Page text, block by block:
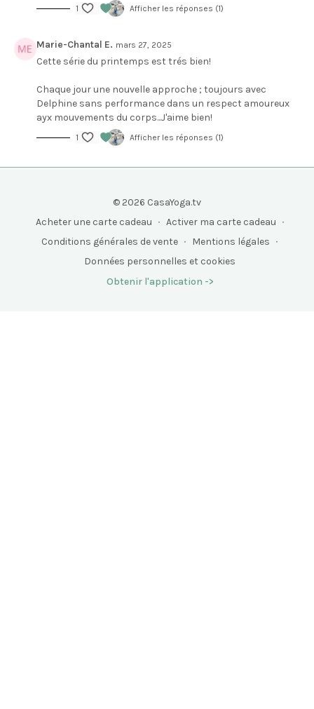
1 Afficher les réponses (1)
Marie-Chantal E. mars 27, 2025
Cette série du printemps est trés bien!
Chaque jour une nouvelle approche ; toujours avec
Delphine sans performance dans un respect amoureux
ayx mouvements du corps...J'aime bien!
1 Afficher les réponses (1)
© 2026 CasaYoga.tv
Acheter une carte cadeau ∙ Activer ma carte cadeau ∙
Conditions générales de vente ∙ Mentions légales ∙
Données personnelles et cookies
Obtenir l'application ->